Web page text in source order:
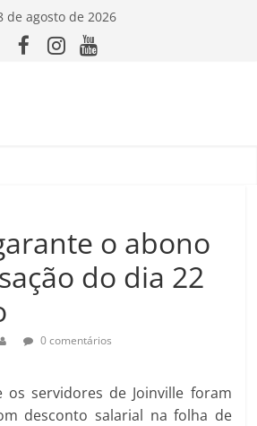
de agosto de 2026
o abono
do dia 22
0 comentários
servidores de Joinville foram
desconto salarial na folha de